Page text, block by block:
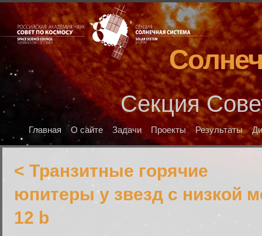
Секция
Главная О сайте Задачи Проекты Результаты
< Транзитные горячие
юпитеры у звезд с низкой
12 b